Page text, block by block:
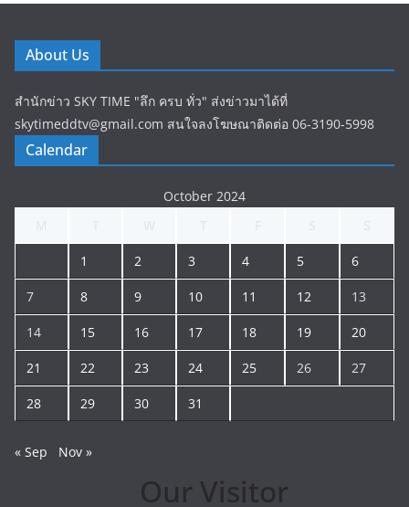
About Us
สำนักข่าว SKY TIME "ลึก ครบ ทั่ว" ส่งข่าวมาได้ที่
skytimeddtv@gmail.com สนใจลงโฆษณาติดต่อ 06-3190-5998
Calendar
October 2024
1 2 3 4 5 6
7 8 9 10 11 12 13
14 15 16 17 18 19 20
21 22 23 24 25 26 27
28 29 30 31
« Sep Nov »
Our Visitor